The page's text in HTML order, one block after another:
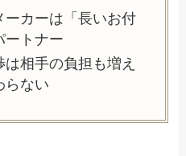
ーカーは「長いお付
ートナー
相手の負担も増え
らない